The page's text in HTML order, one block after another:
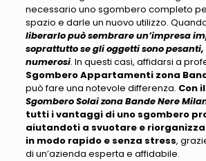
necessario uno sgombero completo
spazio e darle un nuovo utilizzo.
liberarlo può sembrare un’impresa
soprattutto se gli oggetti sono
numerosi. In questi casi, affidarsi a
Sgombero Appartamenti zona
può fare una notevole differenza. Con
Sgombero Solai zona Bande Nere
tutti i vantaggi di uno sgombero
aiutandoti a svuotare e
in modo rapido e senza stress,
di un’azienda esperta e affidabile.